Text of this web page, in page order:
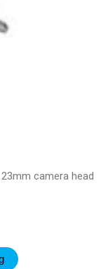
camera head